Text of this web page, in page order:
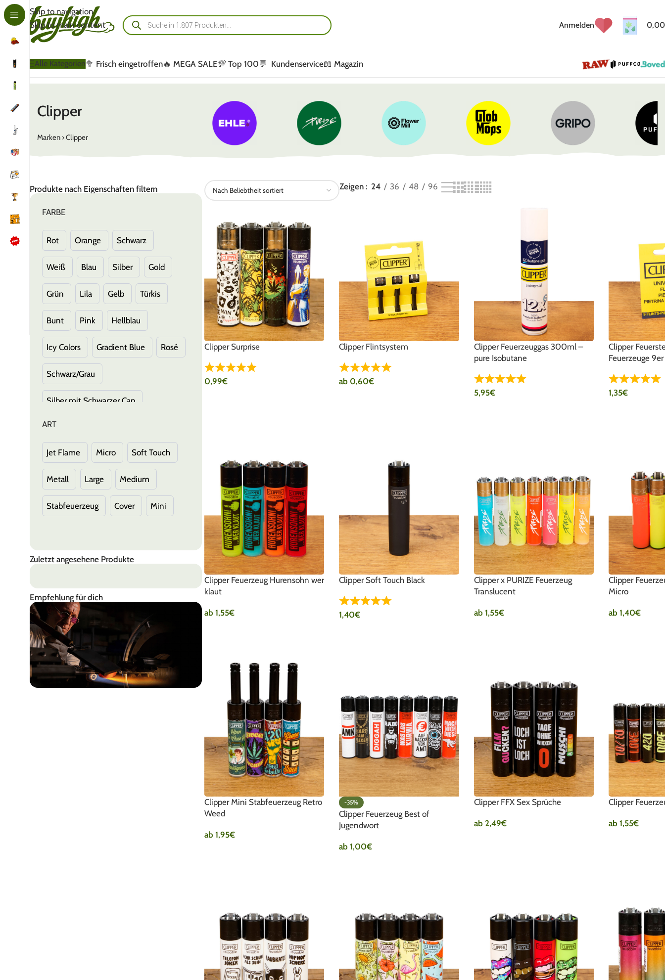
Skip to navigation
Skip to main content
Kundenbewertungen lesen
Schreib uns auf WhatsApp
Kundenservice kontaktieren
🍪 Cookie-Einstellungen ändern
Anmelden 0,00
Alle Kategorien🥦 Frisch eingetroffen🔥 MEGA SALE💯 Top 100💬 Kundenservice📖 Magazin
Clipper
Marken ›Clipper
Produkte nach Eigenschaften filtern
FARBE
Rot Orange Schwarz
Weiß Blau Silber Gold
Grün Lila Gelb Türkis
Bunt Pink Hellblau
Icy Colors Gradient Blue Rosé
Schwarz/Grau
Silber mit Schwarzer Cap
Schwarz mit Silber Cap
Dunkelblau, Orange Rosé Gold
Schwarz/Weiß
Rot mit Goldener Cap
Icy Color Matt Glänzend
2er Serie 4er Serie
ART
Jet Flame Micro Soft Touch
Metall Large Medium
Stabfeuerzeug Cover Mini
Zuletzt angesehene Produkte
Empfehlung für dich
Zeigen 24 36 48 96
Clipper Surprise
0,99€
Clipper Flintsystem
ab 0,60€
Clipper Feuerzeuggas 300ml –
pure Isobutane
5,95€
Clipper
Feuerzeuge
1,35€
Clipper Feuerzeug Hurensohn wer
klaut
ab1,55€
Clipper Soft Touch Black
1,40€
Clipper x PURIZE Feuerzeug
Translucent
ab 1,55€
Clipper
Micro
ab 1,40€
Clipper Mini Stabfeuerzeug Retro
Weed
ab1,95€
-35%
Clipper Feuerzeug Best of
Jugendwort
ab1,00€
Clipper FFX Sex Sprüche
ab 2,49€
Clipper
ab 1,55€